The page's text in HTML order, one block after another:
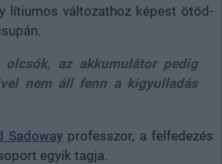
lítiumos változathoz képest ötöd-
olcsók, az akkumulátor pedig
nem áll fenn a kigyulladás
Sadoway professzor, a felfedezés
egyik tagja.